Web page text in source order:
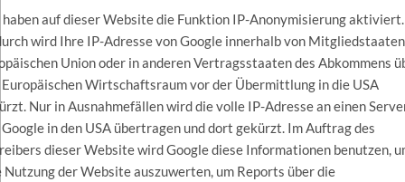
auf dieser Website die Funktion IP-Anonymisierung aktiviert.
wird Ihre IP-Adresse von Google innerhalb von
Union oder in anderen Vertragsstaaten des Abkommens
Europäischen Wirtschaftsraum vor der Übermittlung in die USA
Nur in Ausnahmefällen wird die volle IP-Adresse an einen
in den USA übertragen und dort gekürzt. Im Auftrag des
dieser Website wird Google diese Informationen benutzen,
Nutzung der Website auszuwerten, um Reports über die